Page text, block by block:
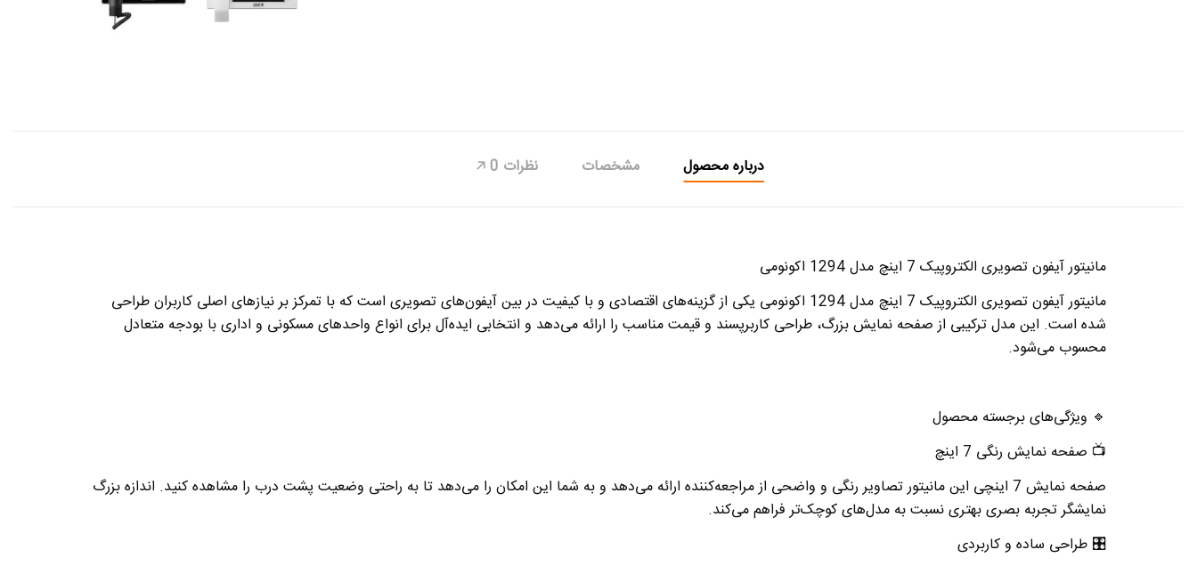
درباره محصول مشخصات نظرات 0
🡥
مانیتور آیفون تصویری الکتروپیک 7 اینچ مدل 1294 اکونومی
مانیتور آیفون تصویری الکتروپیک 7 اینچ مدل 1294 اکونومی
یکی از گزینه‌های اقتصادی و با کیفیت در بین آیفون‌های تصویری است که با تمرکز بر نیازهای اصلی کاربران طراحی
شده است. این مدل ترکیبی ازصفحه نمایش بزرگ، طراحی کاربرپسند و قیمت مناسب را ارائه می‌دهد و انتخابی ایده‌آل برای انواع واحدهای مسکونی و اداری با بودجه متعادل
محسوب می‌شود.
🔹 ویژگی‌های برجسته محصول
📺 صفحه نمایش رنگی 7 اینچ
صفحه نمایش 7 اینچی این مانیتور تصاویر رنگی و واضحی از مراجعه‌کننده ارائه می‌دهد و به شما این امکان را می‌دهد تا به راحتی وضعیت پشت درب را مشاهده کنید. اندازه بزرگ
نمایشگر تجربه بصری بهتری نسبت به مدل‌های کوچک‌تر فراهم می‌کند.
🎛 طراحی ساده و کاربردی